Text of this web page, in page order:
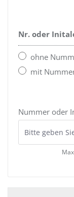
Nr. oder
ohne
mit
Nummer oder